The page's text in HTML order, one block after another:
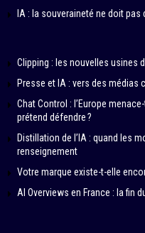
IA : la souveraineté ne doit
Clipping : les nouvelles usines
Presse et IA : vers des médias
Chat Control : l’Europe
prétend défendre ?
Distillation de l’IA : quand les
renseignement
Votre marque existe-t-elle
AI Overviews en France : la fin